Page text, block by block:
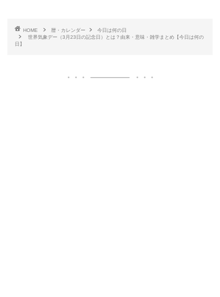
HOME 暦・カレンダー
今日は何の日
世界気象デー（3月23日の記念日）とは？由来・意味・雑学まとめ【今日は何の
日】